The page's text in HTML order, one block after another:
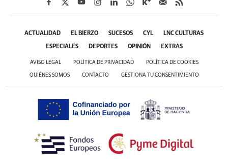
ACTUALIDAD EL BIERZO SUCESOS CYL LNC CULTURAS
ESPECIALES DEPORTES OPINIÓN EXTRAS
AVISO LEGAL POLÍTICA DE PRIVACIDAD POLÍTICA DE COOKIES
QUIÉNES SOMOS CONTACTO GESTIONA TU CONSENTIMIENTO